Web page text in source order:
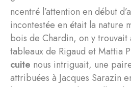
ncentré l’attention en début
incontestée en était la nature
bois de Chardin, on y trouvait
tableaux de Rigaud et Mattia
cuite nous intriguait, une
attribuées à Jacques Sarazin